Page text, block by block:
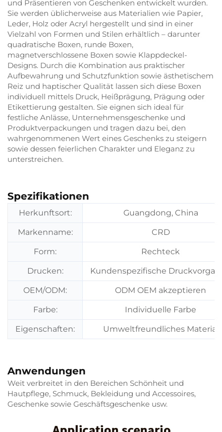
und Präsentieren von Geschenken entwickelt wurden.
Sie werden üblicherweise aus Materialien wie Papier,
Leder, Holz oder Acryl hergestellt und sind in einer
Vielzahl von Formen und Stilen erhältlich – darunter
quadratische Boxen, runde Boxen,
magnetverschlossene Boxen sowie Klappdeckel-
Designs. Durch die Kombination aus praktischer
Aufbewahrung und Schutzfunktion sowie ästhetischem
Reiz und haptischer Qualität lassen sich diese Boxen
individuell mittels Druck, Heißprägung, Prägung oder
Etikettierung gestalten. Sie eignen sich ideal für
festliche Anlässe, Unternehmensgeschenke und
Produktverpackungen und tragen dazu bei, den
wahrgenommenen Wert eines Geschenks zu steigern
sowie dessen feierlichen Charakter und Eleganz zu
unterstreichen.
Spezifikationen
Herkunftsort: Guangdong, China
Markenname: CRD
Form: Rechteck
Drucken: Kundenspezifische
OEM/ODM: ODM OEM akzeptieren
Farbe: Individuelle Farbe
Eigenschaften: Umweltfreundliches Material
Anwendungen
Weit verbreitet in den Bereichen Schönheit und
Hautpflege, Schmuck, Bekleidung und Accessoires,
Geschenke sowie Geschäftsgeschenke usw.